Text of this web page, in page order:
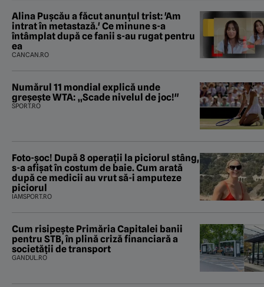
Alina Pușcău a făcut anunțul trist: 'Am
intrat în metastază.' Ce minune s-a
întâmplat după ce fanii s-au rugat pentru
ea
CANCAN.RO
Numărul 11 mondial explică unde
greșește WTA: „Scade nivelul de joc!"
SPORT.RO
Foto-șoc! După 8 operații la piciorul stâng,
s-a afișat în costum de baie. Cum arată
după ce medicii au vrut să-i amputeze
piciorul
IAMSPORT.RO
Cum risipește Primăria Capitalei banii
pentru STB, în plină criză financiară a
societății de transport
GANDUL.RO